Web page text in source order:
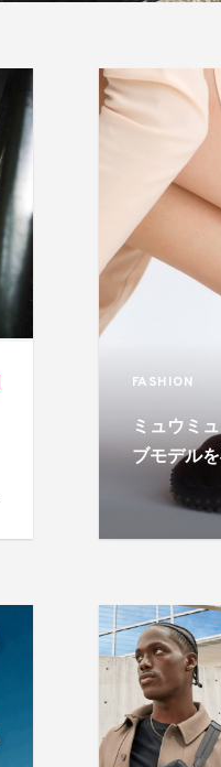
FASHION
ミュウミ
ブモデル